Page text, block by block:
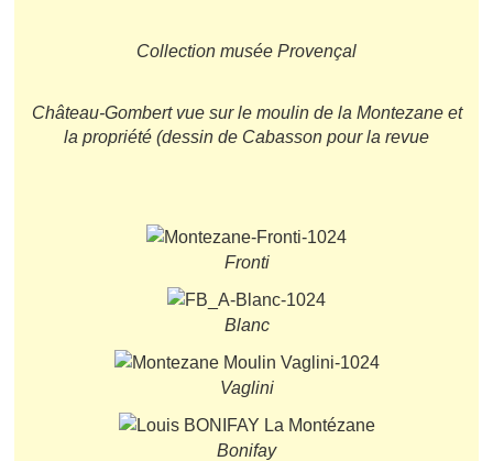
Collection musée Provençal
Château-Gombert vue sur le moulin de la Montezane et
la propriété (dessin de Cabasson pour la revue
Fronti
Blanc
Vaglini
Bonifay